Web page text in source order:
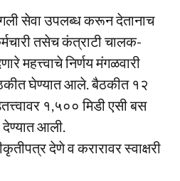
सेवा उपलब्ध करून देतानाच
तसेच कंत्राटी चालक-
महत्त्वाचे निर्णय मंगळवारी
घेण्यात आले. बैठकीत १२
१,५०० मिडी एसी बस
देण्यात आली.
देणे व करारावर स्वाक्षरी